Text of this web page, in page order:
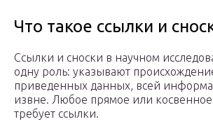
Что такое ссылки и
Ссылки и сноски в научном
одну роль: указывают
приведенных данных, всей
извне. Любое прямое или
требует ссылки.